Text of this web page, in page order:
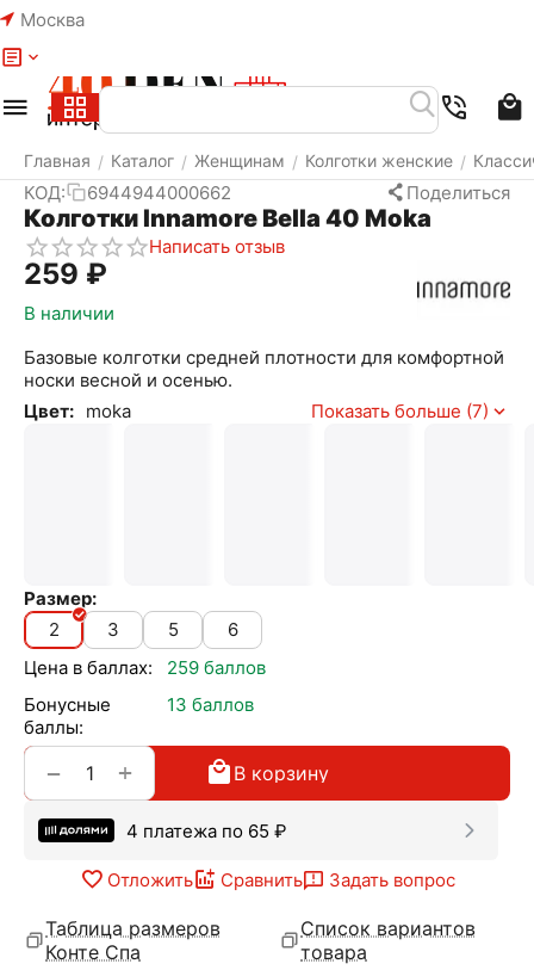
Москва
Главная / Каталог / Женщинам / Колготки женские /
КОД: 6944944000662 Поделиться
Колготки Innamore Bella 40 Moka
Написать отзыв
‍259‍ ₽
В наличии
Базовые колготки средней плотности для комфортной
носки весной и осенью.
Цвет: moka Показать больше (7)
Размер:
2
3 5
6
Цена в баллах:
259 баллов
Бонусные
баллы:
13 баллов
+
− В корзину
4 платежа по 65 ₽
Отложить Сравнить Задать вопрос
Таблица размеров
Конте Спа
Список вариантов
товара
Меню